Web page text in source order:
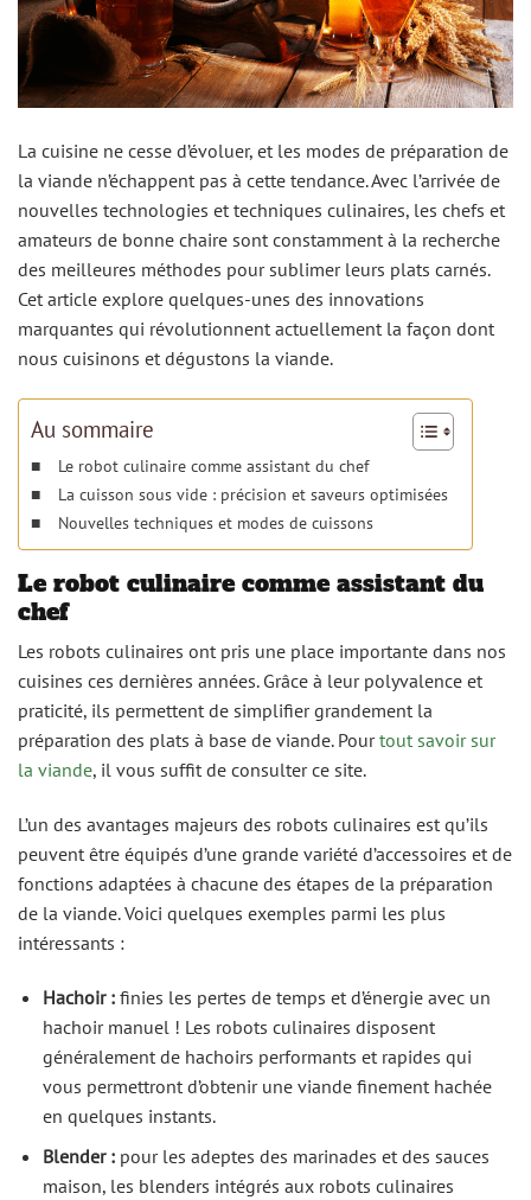
La cuisine ne cesse d’évoluer, et les modes de préparation de
la viande n’échappent pas à cette tendance. Avec l’arrivée de
nouvelles technologies et techniques culinaires, les chefs et
amateurs de bonne chaire sont constamment à la recherche
des meilleures méthodes pour sublimer leurs plats carnés.
Cet article explore quelques-unes des innovations
marquantes qui révolutionnent actuellement la façon dont
nous cuisinons et dégustons la viande.
Au sommaire
Le robot culinaire comme assistant du chef
La cuisson sous vide : précision et saveurs optimisées
Nouvelles techniques et modes de cuissons
Le robot culinaire comme assistant du
chef
Les robots culinaires ont pris une place importante dans nos
cuisines ces dernières années. Grâce à leur polyvalence et
praticité, ils permettent de simplifier grandement la
préparation des plats à base de viande. Pourtout savoir sur
la viande, il vous suffit de consulter ce site.
L’un des avantages majeurs des robots culinaires est qu’ils
peuvent être équipés d’une grande variété d’accessoires et de
fonctions adaptées à chacune des étapes de la préparation
de la viande. Voici quelques exemples parmi les plus
intéressants :
Hachoir :finies les pertes de temps et d’énergie avec un
hachoir manuel ! Les robots culinaires disposent
généralement de hachoirs performants et rapides qui
vous permettront d’obtenir une viande finement hachée
en quelques instants.
Blender :pour les adeptes des marinades et des sauces
maison, les blenders intégrés aux robots culinaires